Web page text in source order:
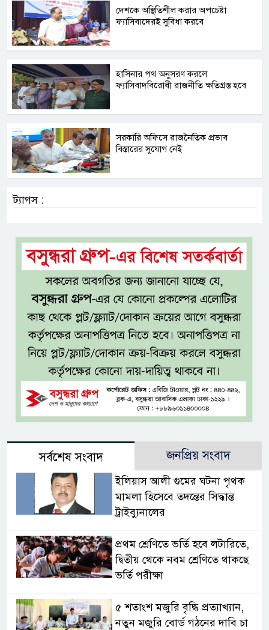
দেশকে অস্থিতিশীল করার অপচেষ্টা
ফ্যাসিবাদেরই সুবিধা করবে
হাসিনার পথ অনুসরণ করলে
ফ্যাসিবাদবিরোধী রাজনীতি ক্ষতিগ্রস্ত হবে
সরকারি অফিসে রাজনৈতিক প্রভাব
বিস্তারের সুযোগ নেই
ট্যাগস :
সর্বশেষ সংবাদ জনপ্রিয় সংবাদ
ইলিয়াস আলী গুমের ঘটনা পৃথক
মামলা হিসেবে তদন্তের সিদ্ধান্ত
ট্রাইব্যুনালের
প্রথম শ্রেণিতে ভর্তি হবে লটারিতে,
দ্বিতীয় থেকে নবম শ্রেণিতে থাকছে
ভর্তি পরীক্ষা
৫ শতাংশ মজুরি বৃদ্ধি প্রত্যাখ্যান,
নতুন মজুরি বোর্ড গঠনের দাবি চা